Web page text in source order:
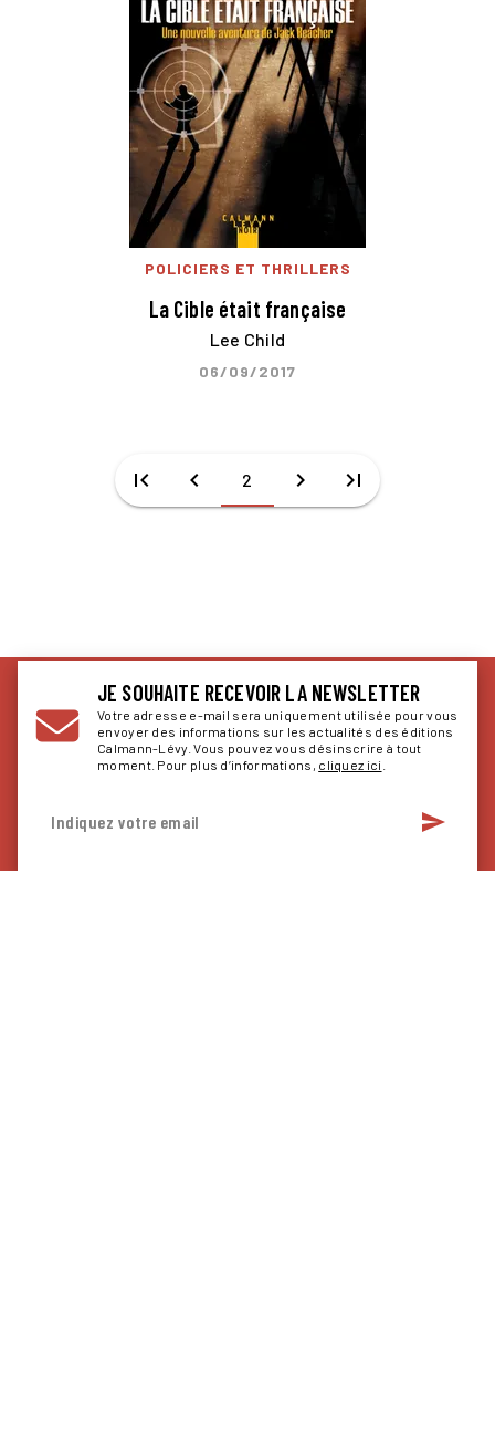
POLICIERS ET THRILLERS
La Cible était française
Lee Child
06/09/2017
first_page chevron_left 2 chevron_right last_page
JE SOUHAITE RECEVOIR LA NEWSLETTER
Votre adresse e-mail sera uniquement utilisée pour vous
envoyer des informations sur les actualités des éditions
Calmann-Lévy. Vous pouvez vous désinscrire à tout
moment. Pour plus d’informations, cliquez ici
Indiquez votre email send